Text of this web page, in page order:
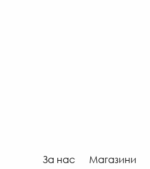
За нас Магазини